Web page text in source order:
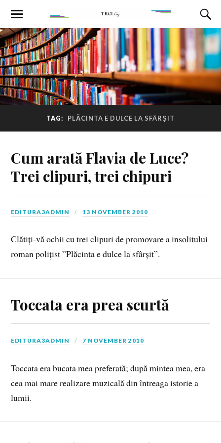
TAG: PLĂCINTA E DULCE LA SFÂRȘIT
Cum arată Flavia de Luce?
Trei clipuri, trei chipuri
EDITURA3ADMIN 13 NOVEMBER 2010
Clătiți-vă ochii cu trei clipuri de promovare a insolitului
roman polițist ”Plăcinta e dulce la sfârșit”.
Toccata era prea scurtă
EDITURA3ADMIN 7 NOVEMBER 2010
Toccata era bucata mea preferată; după mintea mea, era
cea mai mare realizare muzicală din întreaga istorie a
lumii.